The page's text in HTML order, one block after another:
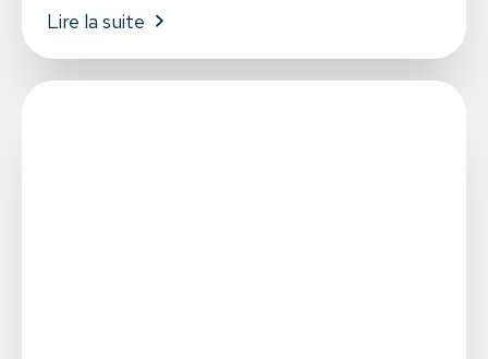
Lire la suite